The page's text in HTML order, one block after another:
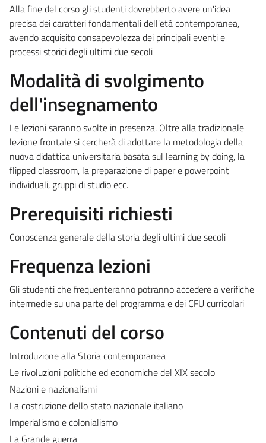
Alla fine del corso gli studenti dovrebberto avere un'idea
precisa dei caratteri fondamentali dell'età contemporanea,
avendo acquisito consapevolezza dei principali eventi e
processi storici degli ultimi due secoli
Modalità di svolgimento
dell'insegnamento
Le lezioni saranno svolte in presenza. Oltre alla tradizionale
lezione frontale si cercherà di adottare la metodologia della
nuova didattica universitaria basata sul learning by doing, la
flipped classroom, la preparazione di paper e powerpoint
individuali, gruppi di studio ecc.
Prerequisiti richiesti
Conoscenza generale della storia degli ultimi due secoli
Frequenza lezioni
Gli studenti che frequenteranno potranno accedere a verifiche
intermedie su una parte del programma e dei CFU curricolari
Contenuti del corso
Introduzione alla Storia contemporanea
Le rivoluzioni politiche ed economiche del XIX secolo
Nazioni e nazionalismi
La costruzione dello stato nazionale italiano
Imperialismo e colonialismo
La Grande guerra